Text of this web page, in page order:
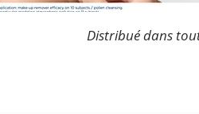
Distribué dans